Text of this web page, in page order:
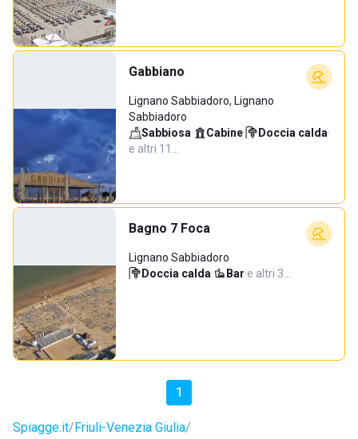
Gabbiano
Lignano Sabbiadoro, Lignano
Sabbiadoro
Sabbiosa· Cabine· Doccia calda·
e altri 11…
Bagno 7 Foca
Lignano Sabbiadoro
Doccia calda· Bar·e altri 3…
1
Spiagge.it Friuli-Venezia Giulia